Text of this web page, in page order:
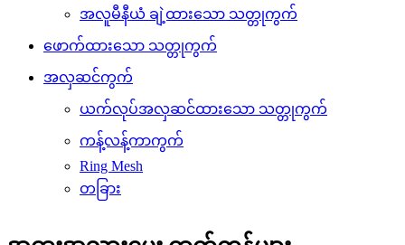
အလူမီနီယံ ချဲ့ထားသော သတ္တုကွက်
ဖောက်ထားသော သတ္တုကွက်
အလှဆင်ကွက်
ယက်လုပ်အလှဆင်ထားသော သတ္တုကွက်
ကန့်လန့်ကာကွက်
Ring Mesh
တခြား